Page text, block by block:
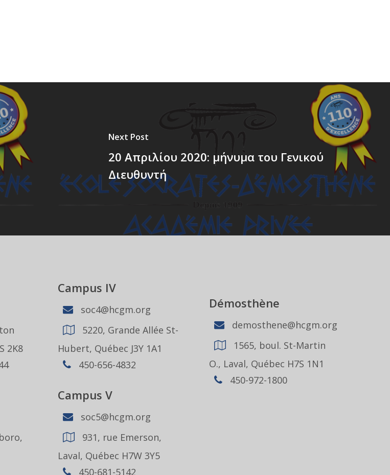
Next Post
20 Απριλίου 2020: μήνυμα του Γενικού
Διευθυντή
2K8
Campus IV
soc4@hcgm.org
5220, Grande Allée St-
Hubert, Québec J3Y 1A1
450-656-4832
Campus V
soc5@hcgm.org
931, rue Emerson,
Laval, Québec H7W 3Y5
450-681-5142
Démosthène
demosthene@hcgm.org
1565, boul. St-Martin
O., Laval, Québec H7S 1N1
450-972-1800